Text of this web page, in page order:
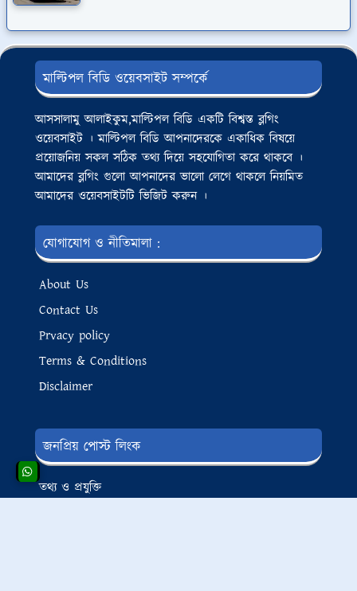
মাল্টিপল বিডি ওয়েবসাইট সম্পর্কে
আসসালামু আলাইকুম,মাল্টিপল বিডি একটি বিশ্বস্ত ব্লগিং
ওয়েবসাইট । মাল্টিপল বিডি আপনাদেরকে একাধিক বিষয়ে
প্রয়োজনিয় সকল সঠিক তথ্য দিয়ে সহযোগিতা করে থাকবে ।
আমাদের ব্লগিং গুলো আপনাদের ভালো লেগে থাকলে নিয়মিত
আমাদের ওয়েবসাইটটি ভিজিট করুন ।
যোগাযোগ ও নীতিমালা :
About Us
Contact Us
Prvacy policy
Terms & Conditions
Disclaimer
জনপ্রিয় পোস্ট লিংক
তথ্য ও প্রযুক্তি